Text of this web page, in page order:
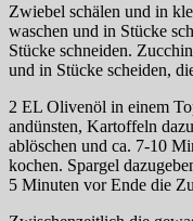
Zwiebel schälen und in
waschen und in Stücke
Stücke schneiden.
und in Stücke scheiden,
2 EL Olivenöl in einem
andünsten, Kartoffeln
ablöschen und ca. 7-10
kochen. Spargel
5 Minuten vor Ende die